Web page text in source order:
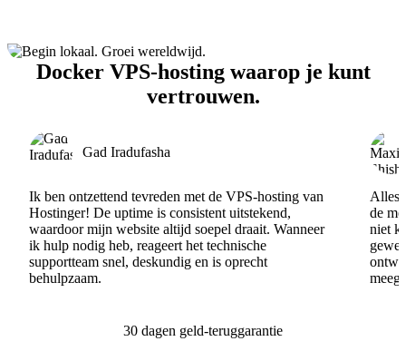
Docker VPS-hosting waarop je kunt
vertrouwen.
Gad Iradufasha
Ik ben ontzettend tevreden met de VPS-hosting van
Hostinger! De uptime is consistent uitstekend,
waardoor mijn website altijd soepel draait. Wanneer
ik hulp nodig heb, reageert het technische
supportteam snel, deskundig en is oprecht
behulpzaam.
Alles
de
niet
30 dagen geld-teruggarantie